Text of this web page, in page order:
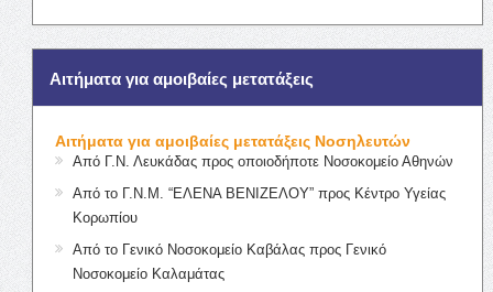
Αιτήματα για αμοιβαίες μετατάξεις
Αιτήματα για αμοιβαίες μετατάξεις Νοσηλευτών
Από Γ.Ν. Λευκάδας προς οποιοδήποτε Νοσοκομείο Αθηνών
Από το Γ.Ν.Μ. “ΕΛΕΝΑ ΒΕΝΙΖΕΛΟΥ” προς Κέντρο Υγείας
Κορωπίου
Από το Γενικό Νοσοκομείο Καβάλας προς Γενικό
Νοσοκομείο Καλαμάτας